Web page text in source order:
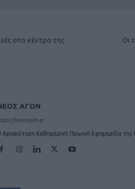
στο κέντρο της
Οι
ΑΓΩΝ
neosagon.gr
Αρχαιότερη Καθημερινή Πρωινή Εφημερίδα της